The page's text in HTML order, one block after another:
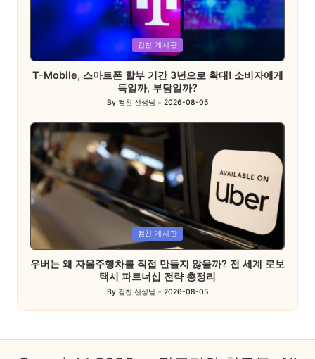
Posted
in
컴친 게시판
T-Mobile, 스마트폰 할부 기간 3년으로 확대! 소비자에게
득일까, 부담일까?
Posted
by
By 컴친 선생님 2026-08-05
Posted
in
컴친 게시판
우버는 왜 자율주행차를 직접 만들지 않을까? 전 세계 로보
택시 파트너십 전략 총정리
Posted
by
By 컴친 선생님 2026-08-05